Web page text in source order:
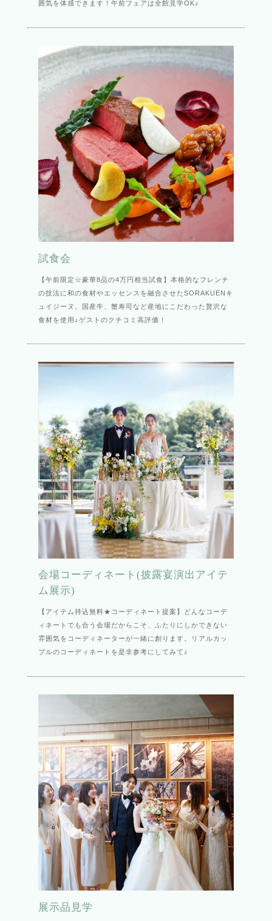
囲気を体感できます！午前フェアは全館見学OK♪
試食会
【午前限定☆豪華8品の4万円相当試食】本格的なフレンチ
の技法に和の食材やエッセンスを融合させたSORAKUENキ
ュイジーヌ。国産牛、蟹寿司など産地にこだわった贅沢な
食材を使用♪ゲストのクチコミ高評価！
会場コーディネート(披露宴演出アイテ
ム展示)
【アイテム持込無料★コーディネート提案】どんなコーデ
ィネートでも合う会場だからこそ、ふたりにしかできない
雰囲気をコーディネーターが一緒に創ります。リアルカッ
プルのコーディネートを是非参考にしてみて♪
展示品見学